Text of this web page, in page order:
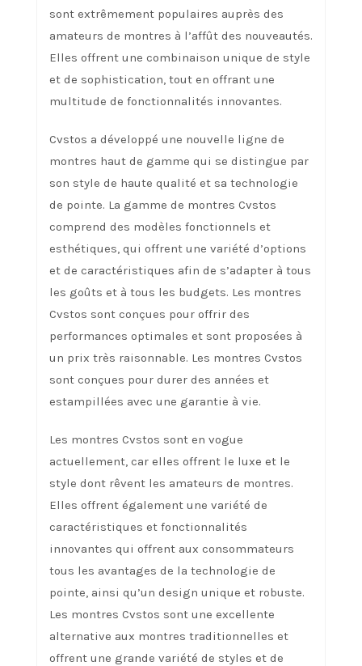
sont extrêmement populaires auprès des
amateurs de montres à l’affût des nouveautés.
Elles offrent une combinaison unique de style
et de sophistication, tout en offrant une
multitude de fonctionnalités innovantes.
Cvstos a développé une nouvelle ligne de
montres haut de gamme qui se distingue par
son style de haute qualité et sa technologie
de pointe. La gamme de montres Cvstos
comprend des modèles fonctionnels et
esthétiques, qui offrent une variété d’options
et de caractéristiques afin de s’adapter à tous
les goûts et à tous les budgets. Les montres
Cvstos sont conçues pour offrir des
performances optimales et sont proposées à
un prix très raisonnable. Les montres Cvstos
sont conçues pour durer des années et
estampillées avec une garantie à vie.
Les montres Cvstos sont en vogue
actuellement, car elles offrent le luxe et le
style dont rêvent les amateurs de montres.
Elles offrent également une variété de
caractéristiques et fonctionnalités
innovantes qui offrent aux consommateurs
tous les avantages de la technologie de
pointe, ainsi qu’un design unique et robuste.
Les montres Cvstos sont une excellente
alternative aux montres traditionnelles et
offrent une grande variété de styles et de